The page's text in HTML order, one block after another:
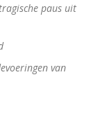
paus uit
van